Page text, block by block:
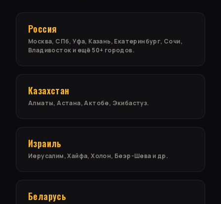
Россия
Москва, СПб, Уфа, Казань, Екатеринбург, Сочи,
Владивосток и ещё 50+ городов.
Казахстан
Алматы, Астана, Актобе, Экибастуз.
Израиль
Иерусалим, Хайфа, Холон, Беэр-Шева и др.
Беларусь